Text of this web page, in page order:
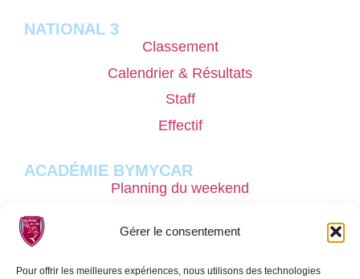
Gérer le consentement
Pour offrir les meilleures expériences, nous utilisons des technologies
NATIONAL 3
Classement
Calendrier & Résultats
Staff
Effectif
ACADÉMIE BYMYCAR
Planning du weekend
Nos stages performances
Recrutement